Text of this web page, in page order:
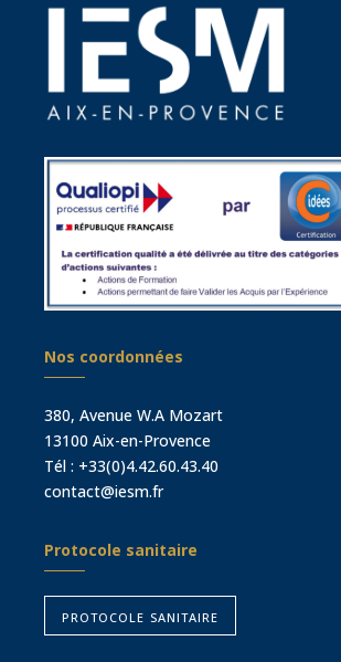
Nos coordonnées
380, Avenue W.A Mozart
13100 Aix-en-Provence
Tél : +33(0)4.42.60.43.40
contact@iesm.fr
Protocole sanitaire
protocole sanitaire